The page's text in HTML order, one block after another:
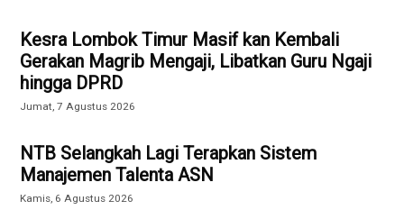
Kesra Lombok Timur Masif kan Kembali
Gerakan Magrib Mengaji, Libatkan Guru Ngaji
hingga DPRD
Jumat, 7 Agustus 2026
NTB Selangkah Lagi Terapkan Sistem
Manajemen Talenta ASN
Kamis, 6 Agustus 2026